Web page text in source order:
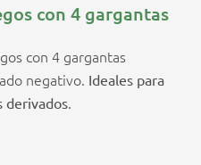
con 4 gargantas
con 4 gargantas
negativo. Ideales para
derivados.